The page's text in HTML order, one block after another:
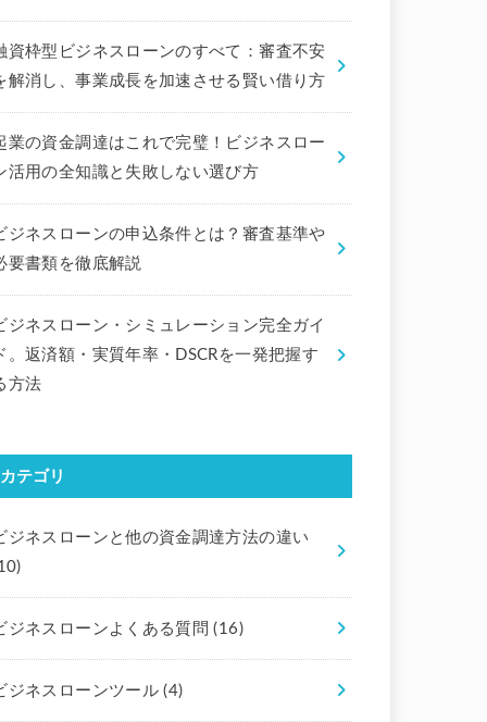
資枠型ビジネスローンのすべて：審査不安
解消し、事業成長を加速させる賢い借り方
業の資金調達はこれで完璧！ビジネスロー
活用の全知識と失敗しない選び方
ジネスローンの申込条件とは？審査基準や
要書類を徹底解説
ジネスローン・シミュレーション完全ガイ
。返済額・実質年率・DSCRを一発把握す
方法
カテゴリ
ジネスローンと他の資金調達方法の違い
ジネスローンよくある質問(16)
ジネスローンツール(4)